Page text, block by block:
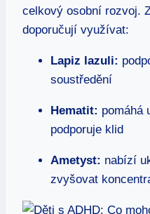
celkový osobní rozvoj.
doporučují využívat:
Lapiz lazuli:
soustředění
Hematit: pomáhá
podporuje klid
Ametyst: nabízí
zvyšovat